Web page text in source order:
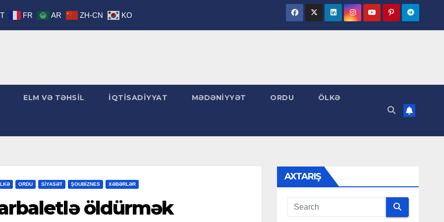
ELM VƏ TƏHSİL İQTİSADİYYAT MƏDƏNİYYƏT ORDU ÖLKƏ
ORDU SİYASƏT ŞOUBİZNES XƏBƏRLƏR
arbaletlə öldürmək
AXTARIŞ
FR AR ZH-CN KO